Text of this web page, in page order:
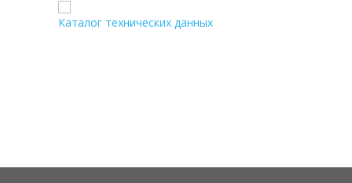
Каталог технических данных